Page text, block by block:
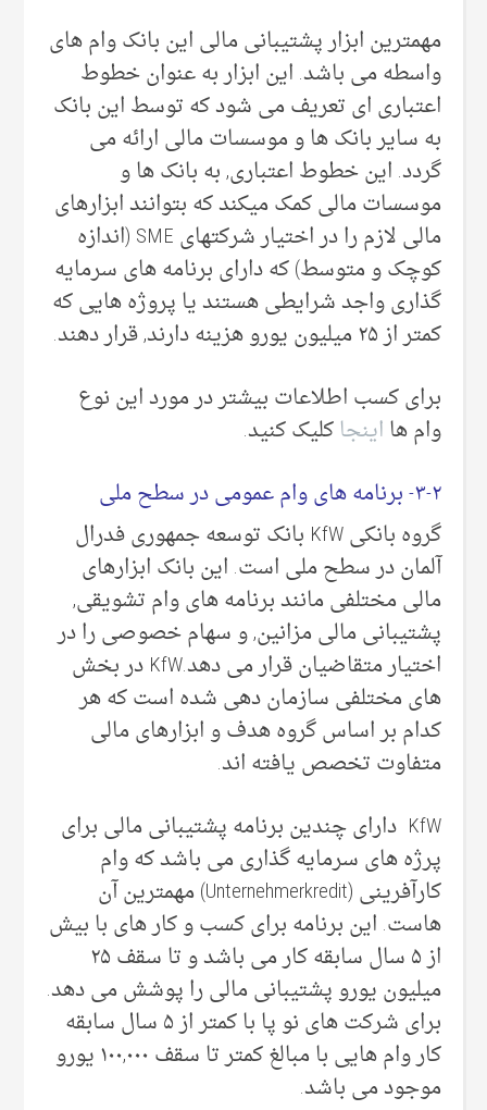
مهمترین ابزار پشتیبانی مالی این بانک وام های
واسطه می باشد. این ابزار به عنوان خطوط
اعتباری ای تعریف می شود که توسط این بانک
به سایر بانک ها و موسسات مالی ارائه می
گردد. این خطوط اعتباری, به بانک ها و
موسسات مالی کمک میکند که بتوانند ابزارهای
مالی لازم را در اختیار شرکتهای SME (اندازه
کوچک و متوسط) که دارای برنامه های سرمایه
گذاری واجد شرایطی هستند یا پروژه هایی که
کمتر از ۲۵ میلیون یورو هزینه دارند, قرار دهند.
برای کسب اطلاعات بیشتر در مورد این نوع
وام هااینجاکلیک کنید.
۳-۲- برنامه های وام عمومی در سطح ملی
گروه بانکی KfW بانک توسعه جمهوری فدرال
آلمان در سطح ملی است. این بانک ابزارهای
مالی مختلفی مانند برنامه های وام تشویقی,
پشتیبانی مالی مزانین, و سهام خصوصی را در
اختیار متقاضیان قرار می دهد.KfW در بخش
های مختلفی سازمان دهی شده است که هر
کدام بر اساس گروه هدف و ابزارهای مالی
متفاوت تخصص یافته اند.
KfW دارای چندین برنامه پشتیبانی مالی برای
پرژه های سرمایه گذاری می باشد که وام
کارآفرینی (Unternehmerkredit) مهمترین آن
هاست. این برنامه برای کسب و کار های با بیش
از ۵ سال سابقه کار می باشد و تا سقف ۲۵
میلیون یورو پشتیبانی مالی را پوشش می دهد.
برای شرکت های نو پا با کمتر از ۵ سال سابقه
کار وام هایی با مبالغ کمتر تا سقف ۱۰۰,۰۰۰ یورو
موجود می باشد.